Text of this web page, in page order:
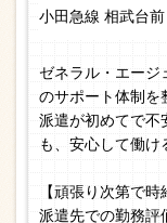
小田急線 相武台
ゼネラル・エージ
のサポート体制を
派遣が初めてで不
も、安心して働け
【頑張り次第で時
派遣先での勤務評